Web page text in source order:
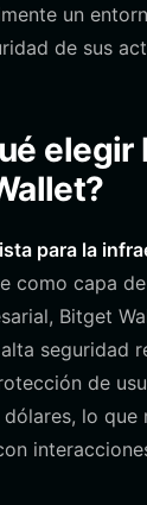
un
de sus
para la
como capa
Bitget
seguridad
de
dólares, lo